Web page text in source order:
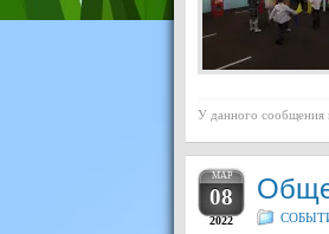
У данного сообщения
МАР
08
2022